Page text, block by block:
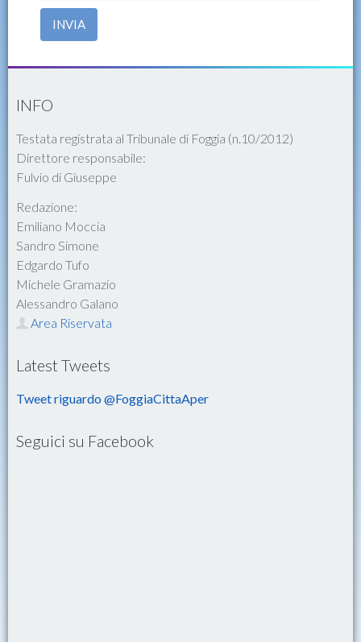
INVIA
INFO
Testata registrata al Tribunale di Foggia (n.10/2012)
Direttore responsabile:
Fulvio di Giuseppe
Redazione:
Emiliano Moccia
Sandro Simone
Edgardo Tufo
Michele Gramazio
Alessandro Galano
Area Riservata
Latest Tweets
Tweet riguardo @FoggiaCittaAper
Seguici su Facebook